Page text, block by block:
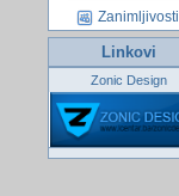
Zanimljivosti
Linkovi
Zonic Design